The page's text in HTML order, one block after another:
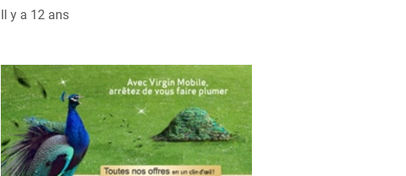
Il y a 12 ans